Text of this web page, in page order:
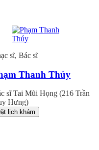
sĩ, Bác sĩ
Thanh Thúy
sĩ Tai Mũi Họng (216 Trần
Hưng)
lịch khám